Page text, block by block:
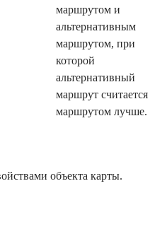
маршрутом и
альтернативным
маршрутом, при
которой
альтернативный
маршрут считается
маршрутом лучше.
объекта карты.